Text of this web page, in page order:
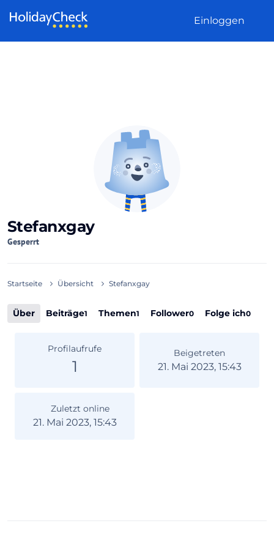
Einloggen
Stefanxgay
Gesperrt
Startseite Übersicht Stefanxgay
Über Beiträge1 Themen1 Follower0 Folge ich0
Profilaufrufe
1
Beigetreten
21. Mai 2023, 15:43
Zuletzt online
21. Mai 2023, 15:43